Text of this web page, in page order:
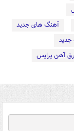
آهنگ های جدید
آهن پرایس